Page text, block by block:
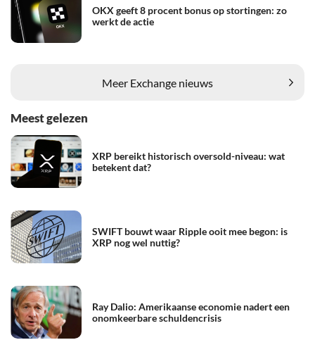
OKX geeft 8 procent bonus op stortingen: zo
werkt de actie
Meer Exchange nieuws
Meest gelezen
XRP bereikt historisch oversold-niveau: wat
betekent dat?
SWIFT bouwt waar Ripple ooit mee begon: is
XRP nog wel nuttig?
Ray Dalio: Amerikaanse economie nadert een
onomkeerbare schuldencrisis